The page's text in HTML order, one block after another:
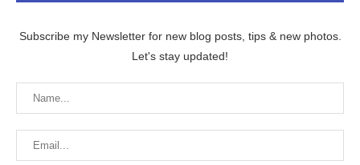
Subscribe my Newsletter for new blog posts, tips & new photos.
Let's stay updated!